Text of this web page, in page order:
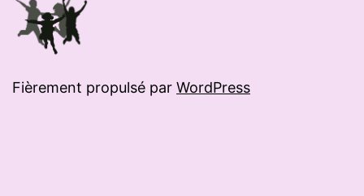
Fièrement propulsé par WordPress